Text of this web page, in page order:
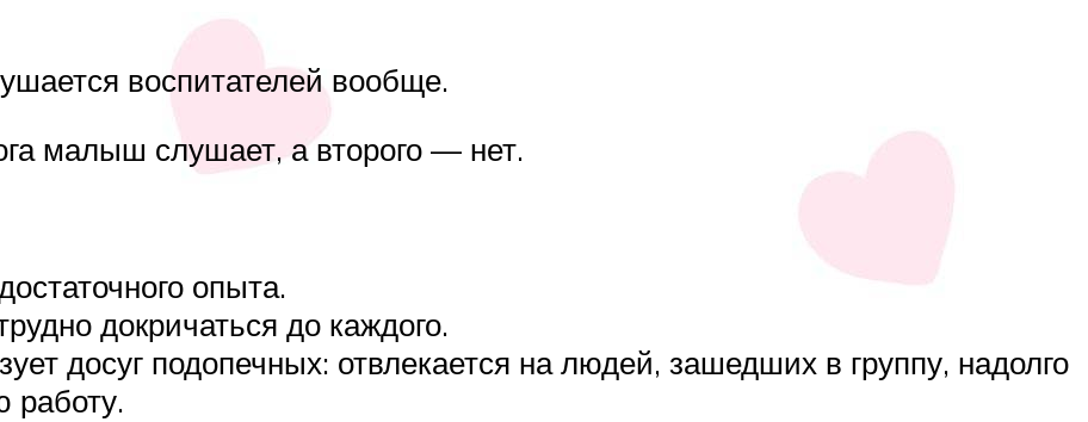
воспитателей вообще.
малыш слушает, а второго — нет.
опыта.
докричаться до каждого.
досуг подопечных: отвлекается на людей, зашедших в группу, надолго
работу.